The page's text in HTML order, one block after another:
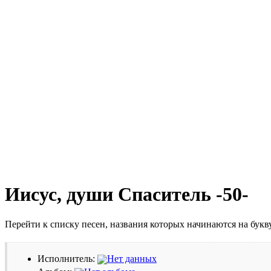
Иисус, души Спаситель -50-
Перейти к списку песен, названия которых начинаются на
Исполнитель:
Нет данных